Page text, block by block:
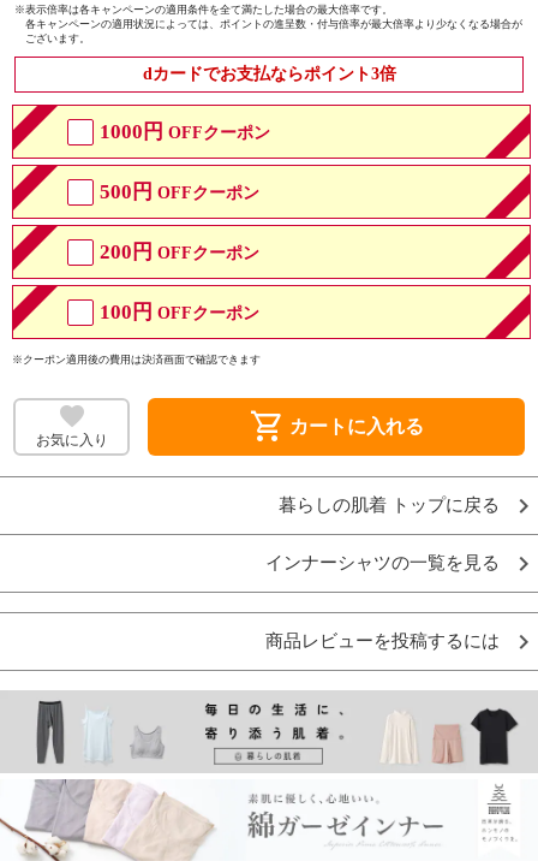
※表示倍率は各キャンペーンの適用条件を全て満たした場合の最大倍率です。
各キャンペーンの適用状況によっては、ポイントの進呈数・付与倍率が最大倍率より少なくなる場合が
ございます。
dカードでお支払ならポイント3倍
1000円 OFFクーポン
500円 OFFクーポン
200円 OFFクーポン
100円 OFFクーポン
※クーポン適用後の費用は決済画面で確認できます
お気に入り shopping_cart カートに入れる
暮らしの肌着 トップに戻る
インナーシャツの一覧を見る
商品レビューを投稿するには